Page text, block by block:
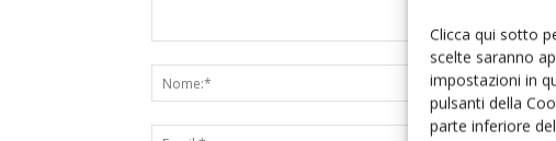
Clicca qui sotto
scelte saranno
impostazioni in
pulsanti della
parte inferiore